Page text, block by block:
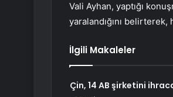
Vali Ayhan, yaptığı
yaralandığını
İlgili Makaleler
Çin, 14 AB şirketini